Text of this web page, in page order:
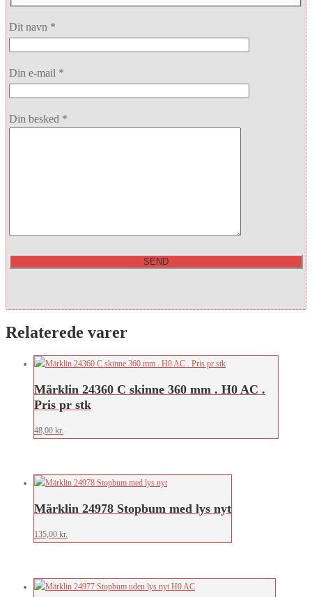
Dit navn *
Din e-mail *
Din besked *
Relaterede varer
Märklin 24360 C skinne 360 mm . H0 AC .
Pris pr stk
48,00 kr.
Märklin 24978 Stopbum med lys nyt
135,00 kr.